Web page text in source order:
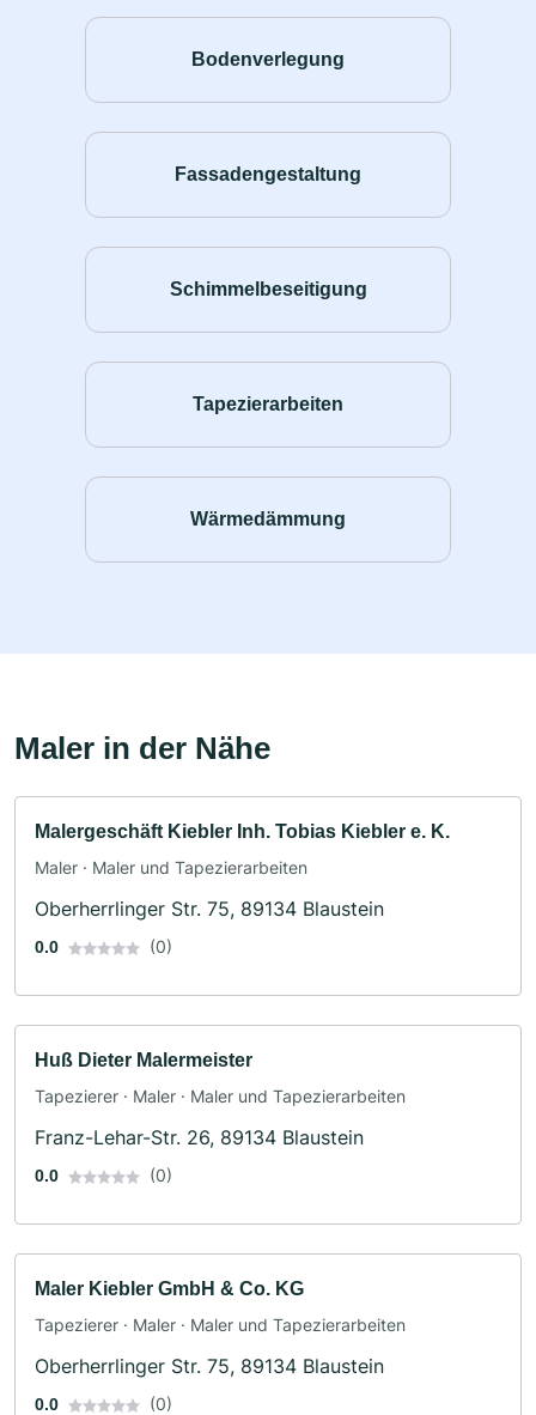
Bodenverlegung
Fassadengestaltung
Schimmelbeseitigung
Tapezierarbeiten
Wärmedämmung
Maler in der Nähe
Malergeschäft Kiebler Inh. Tobias Kiebler e. K.
Maler · Maler und Tapezierarbeiten
Oberherrlinger Str. 75, 89134 Blaustein
0.0 (0)
Huß Dieter Malermeister
Tapezierer · Maler · Maler und Tapezierarbeiten
Franz-Lehar-Str. 26, 89134 Blaustein
0.0 (0)
Maler Kiebler GmbH & Co. KG
Tapezierer · Maler · Maler und Tapezierarbeiten
Oberherrlinger Str. 75, 89134 Blaustein
0.0 (0)